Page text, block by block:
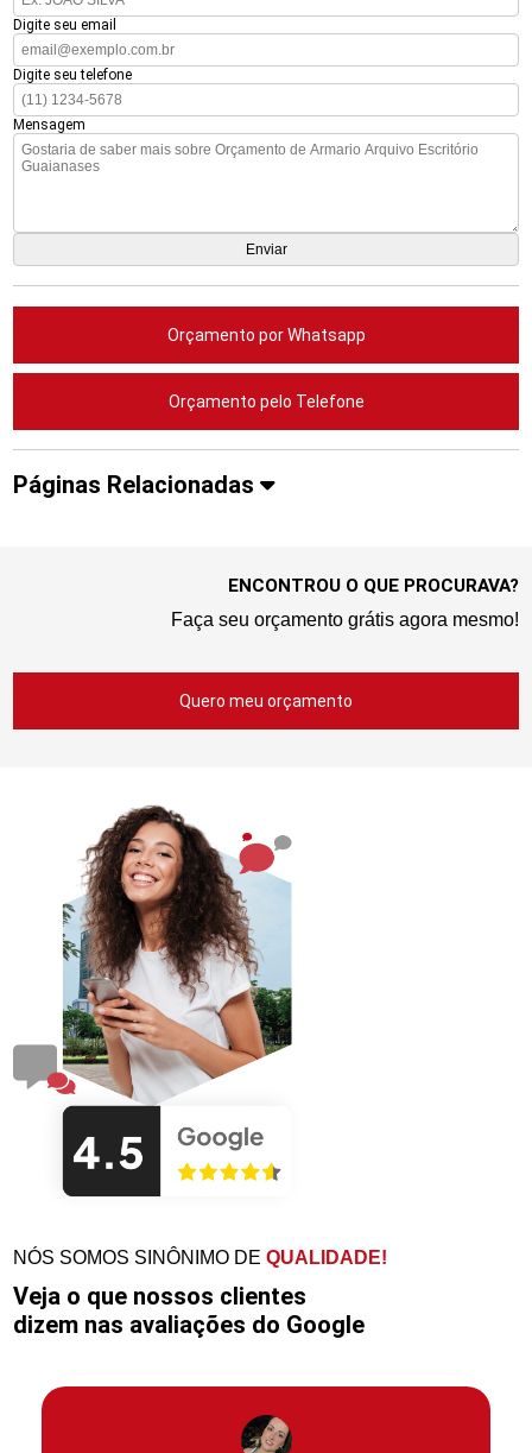
Digite seu email
Digite seu telefone
Mensagem
Orçamento por Whatsapp
Orçamento pelo Telefone
Páginas Relacionadas
ENCONTROU O QUE PROCURAVA?
Faça seu orçamento grátis agora mesmo!
Quero meu orçamento
NÓS SOMOS SINÔNIMO DEQUALIDADE!
Veja o que nossos clientes
dizem nas avaliações do Google